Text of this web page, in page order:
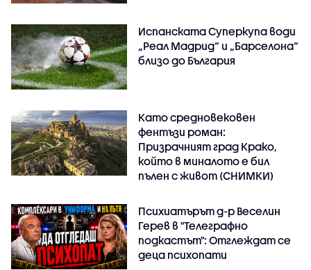
Испанската Суперкупа води
„Реал Мадрид“ и „Барселона“
близо до България
Като средновековен
фентъзи роман:
Призрачният град Крако,
който в миналото е бил
пълен с живот (СНИМКИ)
Психиатърът д-р Веселин
Герев в "Телеграфно
подкастът": Отглеждат се
деца психопати